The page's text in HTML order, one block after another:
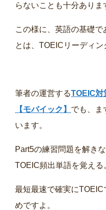
らないことも十分ありま
この様に、英語の基礎で
とは、TOEICリーディン
筆者の運営するTOEIC対
【モバイック】 でも、ま
います。
Part5の練習問題を解き
TOEIC頻出単語を覚える
最短最速で確実に
めですよ。